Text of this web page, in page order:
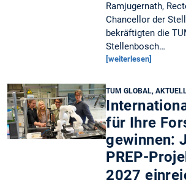
Ramjugernath,
Chancellor der
bekräftigten die
Stellenbosch…
[weiterlesen]
TUM GLOBAL,
für Ihre
gewinnen:
PREP-
2027